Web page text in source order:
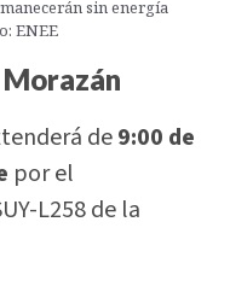
sin energía
ENEE
de9:00 de
por el
L258 de la